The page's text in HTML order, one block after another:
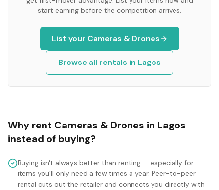
start earning before the competition arrives.
List your Cameras & Drones
Browse all rentals in Lagos
Why rent Cameras & Drones in Lagos
instead of buying?
Buying isn't always better than renting — especially for
items you'll only need a few times a year. Peer-to-peer
rental cuts out the retailer and connects you directly with